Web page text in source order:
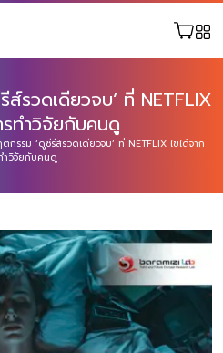
รวดเดียวจบ’ ที่ NETFLIX
รทำวิจัยกับคนดู
กรรม ‘ดูซีรีส์รวดเดียวจบ’ ที่ NETFLIX ไขได้จาก
ำวิจัยกับคนดู